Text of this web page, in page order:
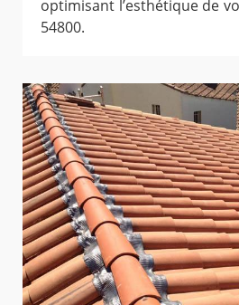
optimisant l’esthétique de
54800.